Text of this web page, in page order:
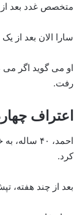
متخصص غدد بعد
سارا الان بعد
او می گوید اگر
رفت.
اعتراف
احمد، ۴۰
کرد.
بعد از چند هفته،